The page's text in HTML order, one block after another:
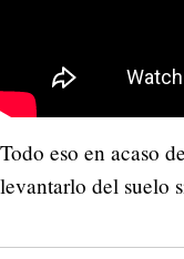
Todo eso en acaso
levantarlo del suelo